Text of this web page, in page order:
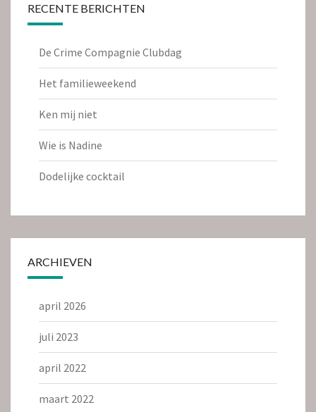
RECENTE BERICHTEN
De Crime Compagnie Clubdag
Het familieweekend
Ken mij niet
Wie is Nadine
Dodelijke cocktail
ARCHIEVEN
april 2026
juli 2023
april 2022
maart 2022